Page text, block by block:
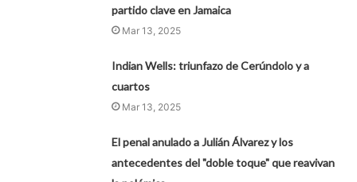
partido clave en Jamaica
Mar 13, 2025
Indian Wells: triunfazo de Cerúndolo y a
cuartos
Mar 13, 2025
El penal anulado a Julián Álvarez y los
antecedentes del "doble toque" que reavivan